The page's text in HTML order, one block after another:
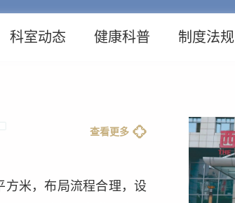
科室动态 健康科普 制度法规
查看更多
方米，布局流程合理，设